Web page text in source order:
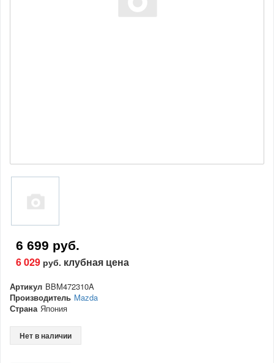
6 699 руб.
6 029 руб. клубная цена
Артикул BBM472310A
Производитель Mazda
Страна Япония
Нет в наличии